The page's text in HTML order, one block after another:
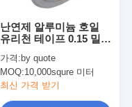
난연제 알루미늄 호일
유리천 테이프 0.15 밀리
가격: by quote
MOQ:10,000squre 미터
최신 가격 받기